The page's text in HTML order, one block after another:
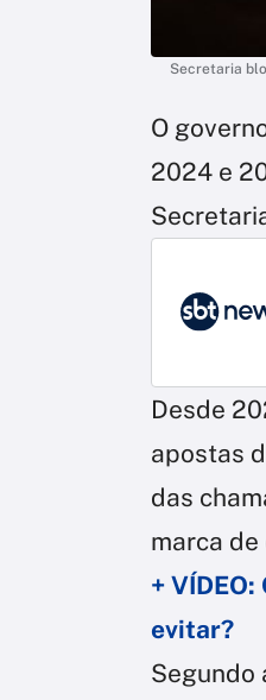
Secretaria
O
2024 e
Desde
apostas
das
marca
+
evitar?
Segundo